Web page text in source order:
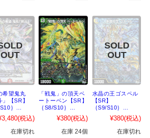
希望鬼丸
」【SR】
｝
］
(税込)
在庫切れ
「戦鬼」の頂天ベ
ートーベン【SR】
｛S8/S10｝
［23EX3］
¥380(税込)
在庫 24個
水晶の王ゴスペル
【SR】
｛S9/S10｝
［23EX3］
¥380(税込)
在庫切れ